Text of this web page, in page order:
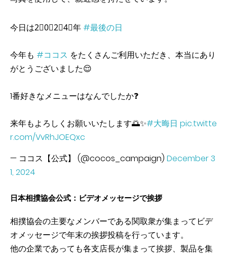
今日は2⃣0⃣2⃣4⃣年 #最後の日
今年も #ココス をたくさんご利用いただき、本当にあり
がとうございました😌
1番好きなメニューはなんでしたか❓
来年もよろしくお願いいたします🌅✨#大晦日 pic.twitte
r.com/VvRhJOEQxc
— ココス【公式】 (@cocos_campaign) December 3
1, 2024
日本相撲協会公式：ビデオメッセージで挨拶
相撲協会の主要なメンバーである関取衆が集まってビデ
オメッセージで年末の挨拶投稿を行っています。
他の企業であっても各支店長が集まって挨拶、製品を集